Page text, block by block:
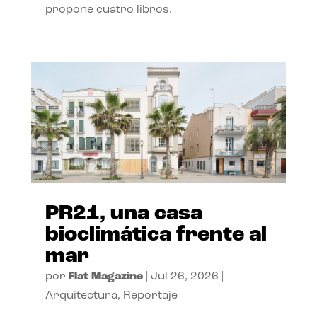
propone cuatro libros.
PR21, una casa
bioclimática frente al
mar
por Flat Magazine| Jul 26, 2026
Arquitectura, Reportaje